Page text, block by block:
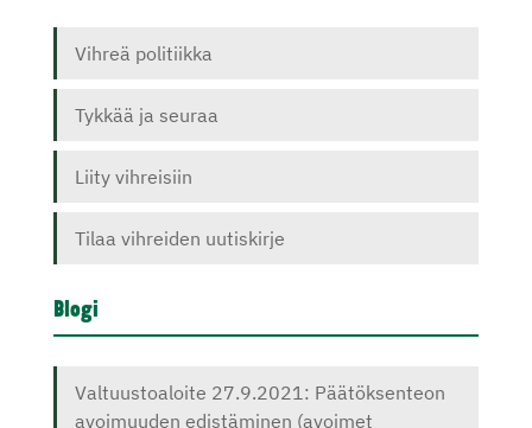
Vihreä politiikka
Tykkää ja seuraa
Liity vihreisiin
Tilaa vihreiden uutiskirje
Blogi
Valtuustoaloite 27.9.2021: Päätöksenteon
avoimuuden edistäminen (avoimet